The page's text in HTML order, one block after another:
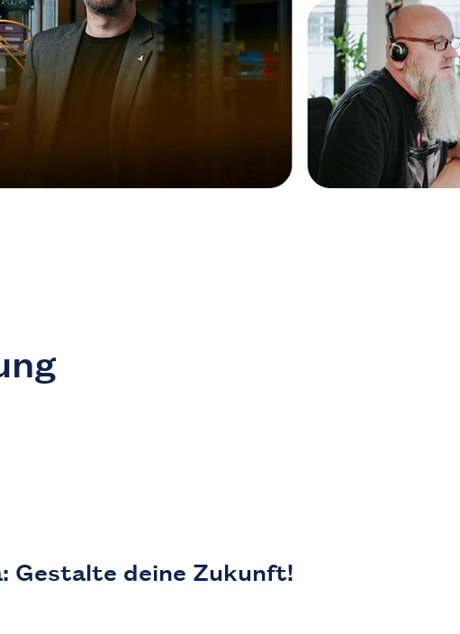
Gestalte deine Zukunft!